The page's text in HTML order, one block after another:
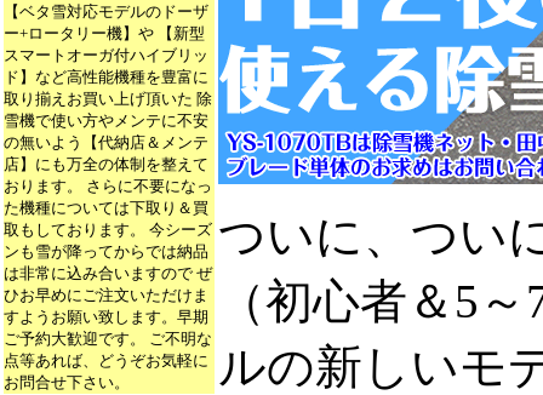
【ベタ雪対応モデルのドーザ
ー+ロータリー機】や 【新型
スマートオーガ付ハイブリッ
ド】など高性能機種を豊富に
取り揃えお買い上げ頂いた 除
雪機で使い方やメンテに不安
の無いよう【代納店＆メンテ
店】にも万全の体制を整えて
おります。 さらに不要になっ
た機種については下取り＆買
取もしております。 今シーズ
ンも雪が降ってからでは納品
は非常に込み合いますので ぜ
ひお早めにご注文いただけま
すようお願い致します。早期
ご予約大歓迎です。 ご不明な
点等あれば、どうぞお気軽に
お問合せ下さい。
ついに、つい
（初心者＆5
ルの新しいモ